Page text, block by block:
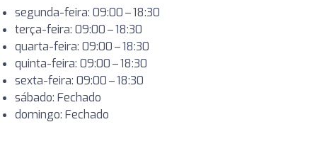
segunda-feira: 09:00 – 18:30
terça-feira: 09:00 – 18:30
quarta-feira: 09:00 – 18:30
quinta-feira: 09:00 – 18:30
sexta-feira: 09:00 – 18:30
sábado: Fechado
domingo: Fechado